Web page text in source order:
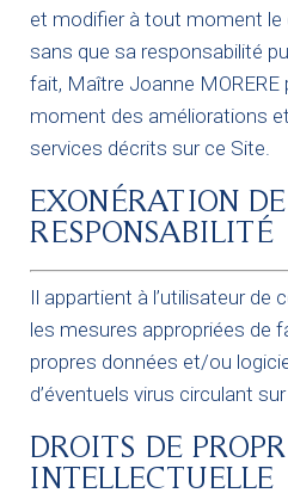
et modifier à tout moment
sans que sa responsabilité
fait, Maître Joanne
moment des améliorations
services décrits sur ce Site.
EXONÉRATION DE
RESPONSABILITÉ
Il appartient à l’utilisateur de
les mesures appropriées de
propres données et/ou
d’éventuels virus circulant
DROITS DE
INTELLECTUELLE